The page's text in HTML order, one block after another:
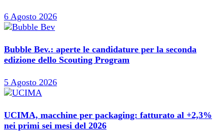
6 Agosto 2026
Bubble Bev.: aperte le candidature per la seconda
edizione dello Scouting Program
5 Agosto 2026
UCIMA, macchine per packaging: fatturato al +2,3%
nei primi sei mesi del 2026